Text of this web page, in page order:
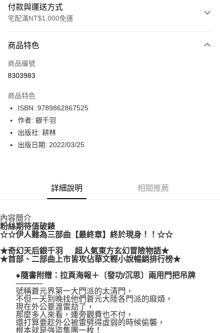
付款與運送方式
宅配滿NT$1,000免運
icash Pay
信用卡一次付款
LINE Pay
Apple Pay
街口支付
博客來商品配送方式
每筆NT$80，滿NT$1,000(含以上)免運費
商品特色
商品編號
8303983
商品特色
ISBN: 9789862867525
作者: 銀千羽
出版社: 耕林
出版日期: 2022/03/25
詳細說明 相關推薦
內容簡介
粉絲期待值破錶
☆☆伊人難為三部曲【最終章】終於現身！！☆☆
★奇幻天后銀千羽 超人氣東方玄幻冒險物語★
★首部、二部曲上市皆攻佔華文輕小說暢銷排行榜★
●隨書附贈：拉頁海報＋〔發功/沉思〕兩用門把吊牌
─────
號稱蒼元界第一大門派的太清門，
不但一天到晚找他們蒼元大陸各門派的麻煩，
現在外公要渡雷劫了，
那麼多人來看，連旁觀費也不付，
還打算要趁外公被雷劈得虛弱的時候偷襲，
根本就是強盜集團一枚！